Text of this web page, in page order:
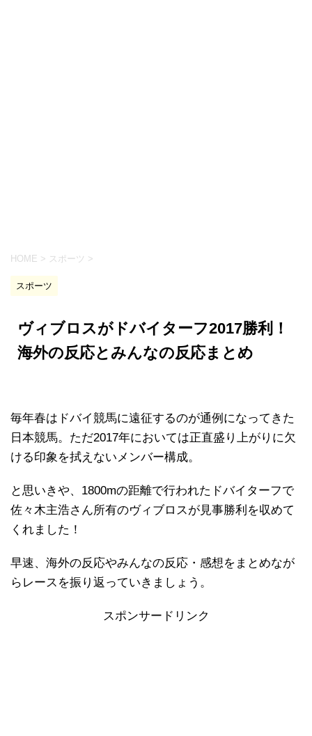
HOME > スポーツ >
スポーツ
ヴィブロスがドバイターフ2017勝利！
海外の反応とみんなの反応まとめ
毎年春はドバイ競馬に遠征するのが通例になってきた
日本競馬。ただ2017年においては正直盛り上がりに欠
ける印象を拭えないメンバー構成。
と思いきや、1800mの距離で行われたドバイターフで
佐々木主浩さん所有のヴィブロスが見事勝利を収めて
くれました！
早速、海外の反応やみんなの反応・感想をまとめなが
らレースを振り返っていきましょう。
スポンサードリンク